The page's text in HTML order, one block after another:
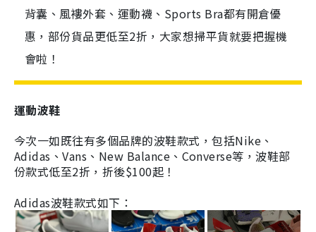
背囊、風褸外套、運動襪、Sports Bra都有開倉優
惠，部份貨品更低至2折，大家想掃平貨就要把握機
會啦！
運動波鞋
今次一如既往有多個品牌的波鞋款式，包括Nike、
Adidas、Vans、New Balance、Converse等，波鞋部
份款式低至2折，折後$100起！
Adidas波鞋款式如下：